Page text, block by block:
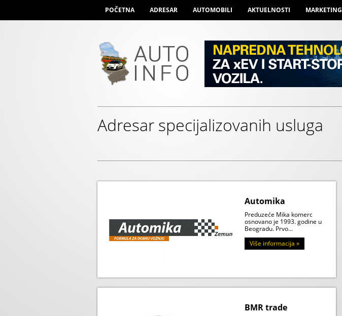
POČETNA ADRESAR AUTOMOBILI AKTUELNOSTI MARKETING
Adresar specijalizovanih usluga
Automika
Preduzeće Mika komerc
osnovano je 1993. godine u
Beogradu. Prvo...
Više informacija »
BMR trade